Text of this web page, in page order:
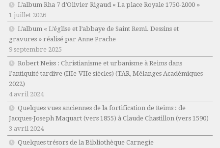
L’album Rha 7 d’Olivier Rigaud « La place Royale 1750-2000 »
1 juillet 2026
L’album « L’église et l’abbaye de Saint Remi. Dessins et
gravures » réalisé par Anne Prache
9 septembre 2025
Robert Neiss : Christianisme et urbanisme à Reims dans
l’antiquité tardive (IIIe-VIIe siècles) (TAR, Mélanges Académiques
2022)
4 avril 2024
Quelques vues anciennes de la fortification de Reims : de
Jacques-Joseph Maquart (vers 1855) à Claude Chastillon (vers 1590)
3 avril 2024
Quelques trésors de la Bibliothèque Carnegie